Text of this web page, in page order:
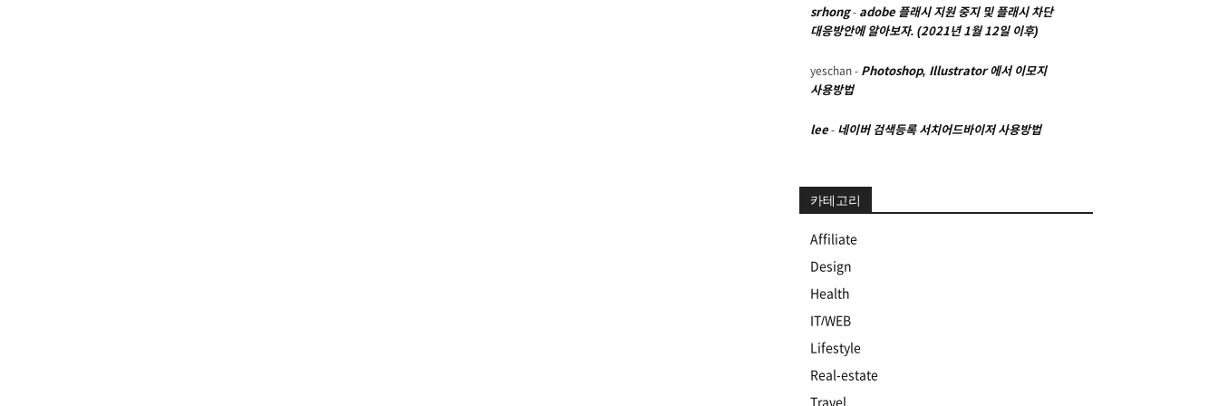
srhong- adobe 플래시 지원 중지 및 플래시 차단
대응방안에 알아보자. (2021년 1월 12일 이후)
yeschan - Photoshop, Illustrator 에서 이모지
사용방법
lee - 네이버 검색등록 서치어드바이저 사용방법
카테고리
Affiliate
Design
Health
IT/WEB
Lifestyle
Real-estate
Travel